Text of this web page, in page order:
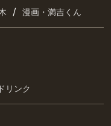
/ 漫画・満吉くん
ドリンク